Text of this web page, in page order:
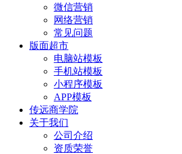
微信营销
网络营销
常见问题
版面超市
电脑站模板
手机站模板
小程序模板
APP模板
传远商学院
关于我们
公司介绍
资质荣誉